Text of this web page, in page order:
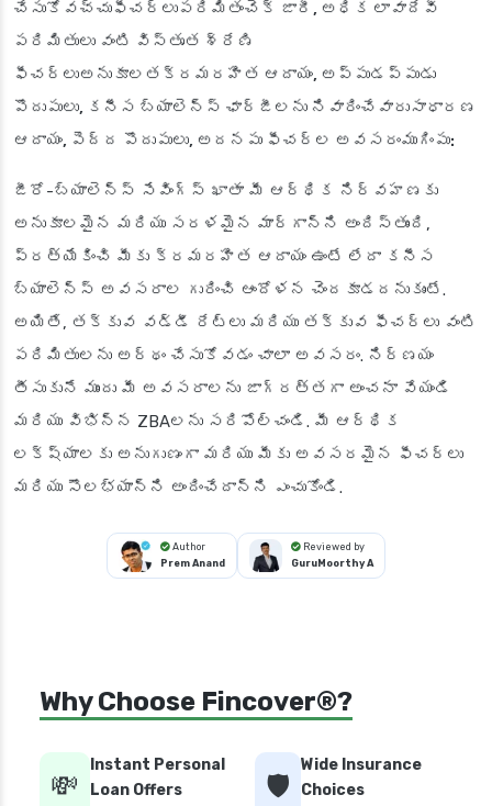
చేసుకోవచ్చుఫీచర్లుపరిమితంచెక్ జారీ, అధిక లావాదేవీ
పరిమితులు వంటి విస్తృత శ్రేణి
ఫీచర్లుఅనుకూలతక్రమరహిత ఆదాయం, అప్పుడప్పుడు
పొదుపులు, కనీస బ్యాలెన్స్ ఛార్జీలను నివారించేవారుసాధారణ
ఆదాయం, పెద్ద పొదుపులు, అదనపు ఫీచర్ల అవసరంముగింపు:
జీరో-బ్యాలెన్స్ సేవింగ్స్ ఖాతా మీ ఆర్థిక నిర్వహణకు
అనుకూలమైన మరియు సరళమైన మార్గాన్ని అందిస్తుంది,
ప్రత్యేకించి మీకు క్రమరహిత ఆదాయం ఉంటే లేదా కనీస
బ్యాలెన్స్ అవసరాల గురించి ఆందోళన చెందకూడదనుకుంటే.
అయితే, తక్కువ వడ్డీ రేట్లు మరియు తక్కువ ఫీచర్లు వంటి
పరిమితులను అర్థం చేసుకోవడం చాలా అవసరం. నిర్ణయం
తీసుకునే ముందు మీ అవసరాలను జాగ్రత్తగా అంచనా వేయండి
మరియు విభిన్న ZBAలను సరిపోల్చండి. మీ ఆర్థిక
లక్ష్యాలకు అనుగుణంగా మరియు మీకు అవసరమైన ఫీచర్లు
మరియు సౌలభ్యాన్ని అందించేదాన్ని ఎంచుకోండి.
Author
Prem Anand
Reviewed by
GuruMoorthy A
Why Choose Fincover®?
💸
Instant Personal
Loan Offers
🛡️
Wide Insurance
Choices